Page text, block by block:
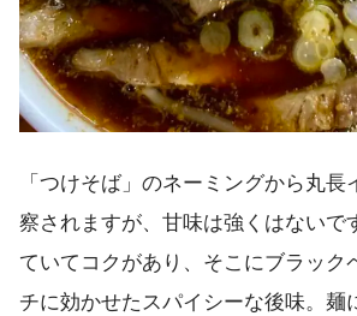
「つけそば」のネーミングから丸長
察されますが、甘味は強くはないで
ていてコクがあり、そこにブラック
チに効かせたスパイシーな後味。麺